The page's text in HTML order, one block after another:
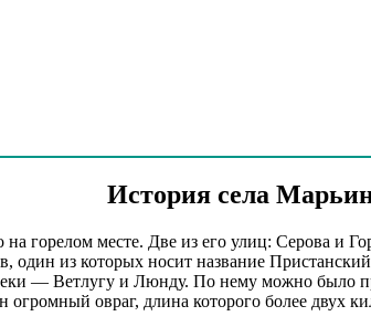
45
5
59
История села
горелом месте. Две из его улиц: Серова и
из которых носит название
— Ветлугу и Люнду. По нему можно было
овраг, длина которого более